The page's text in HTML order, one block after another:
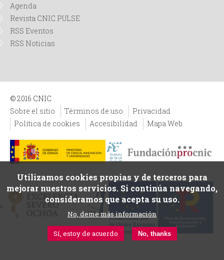
Agenda
Revista CNIC PULSE
RSS Eventos
RSS Noticias
© 2016 CNIC
Sobre el sitio
Términos de uso
Privacidad
Política de cookies
Accesibilidad Mapa Web
Utilizamos cookies propias y de terceros para
mejorar nuestros servicios. Si continúa navegando,
consideramos que acepta su uso.
No, deme más información
Sí, estoy de acuerdo No, thanks